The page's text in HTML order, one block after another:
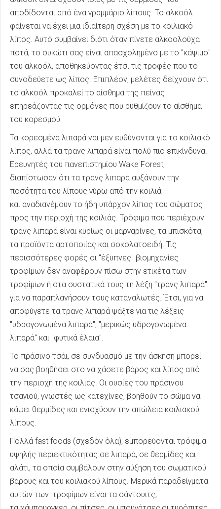
αποδίδονται από ένα γραμμάριο λίπους. Το αλκοόλ
φαίνεται να έχει μια ιδιαίτερη σχέση με το κοιλιακό
λίπος. Αυτό συμβαίνει διότι όταν πίνετε αλκοολούχα
ποτά, το συκώτι σας είναι απασχολημένο με το "κάψιμο"
του αλκοόλ, αποθηκεύοντας έτσι τις τροφές που το
συνοδεύετε ως λίπος. Επιπλέον, μελέτες δείχνουν ότι
το αλκοόλ προκαλεί το αίσθημα της πείνας
επηρεάζοντας τις ορμόνες που ρυθμίζουν το αίσθημα
του κορεσμού.
Τα κορεσμένα λιπαρά ναι μεν ευθύνονται για το κοιλιακό
λίπος, αλλά τα τρανς λιπαρά είναι πολύ πιο επικίνδυνα.
Ερευνητές του πανεπιστημίου Wake Forest,
διαπίστωσαν ότι τα τρανς λιπαρά αυξάνουν την
ποσότητα του λίπους γύρω από την κοιλιά
και αναδιανέμουν το ήδη υπάρχον λίπος του σώματος
προς την περιοχή της κοιλιάς. Τρόφιμα που περιέχουν
τρανς λιπαρά είναι κυρίως οι μαργαρίνες, τα μπισκότα,
τα προϊόντα αρτοποιίας και σοκολατοειδή. Τις
περισσότερες φορές οι "έξυπνες" βιομηχανίες
τροφίμων δεν αναφέρουν πίσω στην ετικέτα των
τροφίμων ή στα συστατικά τους τη λέξη "τρανς λιπαρά"
για να παραπλανήσουν τους καταναλωτές. Έτσι, για να
αποφύγετε τα τρανς λιπαρά ψάξτε για τις λέξεις
"υδρογονωμένα λιπαρά", "μερικώς υδρογονωμένα
λιπαρά" και "φυτικά έλαια".
Το πράσινο τσάι, σε συνδυασμό με την άσκηση μπορεί
να σας βοηθήσει στο να χάσετε βάρος και λίπος από
την περιοχή της κοιλιάς. Οι ουσίες του πράσινου
τσαγιού, γνωστές ως κατεχίνες, βοηθούν το σώμα να
κάψει θερμίδες και ενισχύουν την απώλεια κοιλιακού
λίπους.
Πολλά fast foods (σχεδόν όλα), εμπορεύονται τρόφιμα
υψηλής περιεκτικότητας σε λιπαρά, σε θερμίδες και
αλάτι, τα οποία συμβάλουν στην αύξηση του σωματικού
βάρους και του κοιλιακού λίπους. Μερικά παραδείγματα
αυτών των τροφίμων είναι τα σάντουιτς,